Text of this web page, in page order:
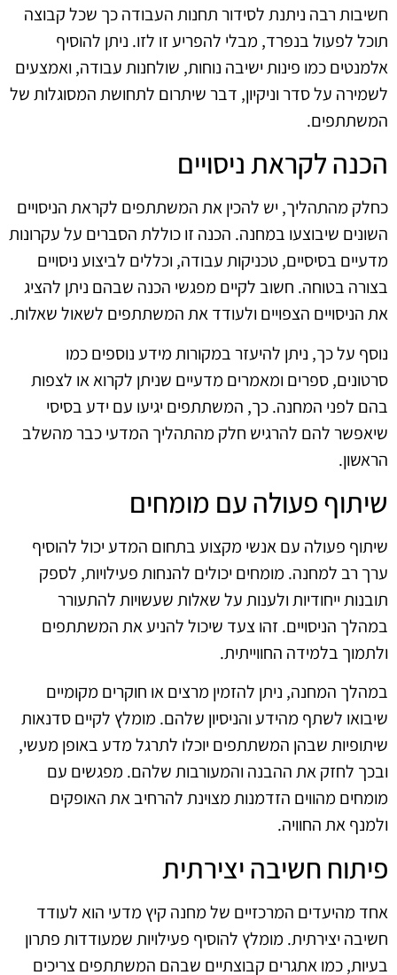
חשיבות רבה ניתנת לסידור תחנות העבודה כך שכל קבוצה
תוכל לפעול בנפרד, מבלי להפריע זו לזו. ניתן להוסיף
אלמנטים כמו פינות ישיבה נוחות, שולחנות עבודה, ואמצעים
לשמירה על סדר וניקיון, דבר שיתרום לתחושת המסוגלות של
המשתתפים.
הכנה לקראת ניסויים
כחלק מהתהליך, יש להכין את המשתתפים לקראת הניסויים
השונים שיבוצעו במחנה. הכנה זו כוללת הסברים על עקרונות
מדעיים בסיסיים, טכניקות עבודה, וכללים לביצוע ניסויים
בצורה בטוחה. חשוב לקיים מפגשי הכנה שבהם ניתן להציג
את הניסויים הצפויים ולעודד את המשתתפים לשאול שאלות.
נוסף על כך, ניתן להיעזר במקורות מידע נוספים כמו
סרטונים, ספרים ומאמרים מדעיים שניתן לקרוא או לצפות
בהם לפני המחנה. כך, המשתתפים יגיעו עם ידע בסיסי
שיאפשר להם להרגיש חלק מהתהליך המדעי כבר מהשלב
הראשון.
שיתוף פעולה עם מומחים
שיתוף פעולה עם אנשי מקצוע בתחום המדע יכול להוסיף
ערך רב למחנה. מומחים יכולים להנחות פעילויות, לספק
תובנות ייחודיות ולענות על שאלות שעשויות להתעורר
במהלך הניסויים. זהו צעד שיכול להניע את המשתתפים
ולתמוך בלמידה החווייתית.
במהלך המחנה, ניתן להזמין מרצים או חוקרים מקומיים
שיבואו לשתף מהידע והניסיון שלהם. מומלץ לקיים סדנאות
שיתופיות שבהן המשתתפים יוכלו לתרגל מדע באופן מעשי,
ובכך לחזק את ההבנה והמעורבות שלהם. מפגשים עם
מומחים מהווים הזדמנות מצוינת להרחיב את האופקים
ולמנף את החוויה.
פיתוח חשיבה יצירתית
אחד מהיעדים המרכזיים של מחנה קיץ מדעי הוא לעודד
חשיבה יצירתית. מומלץ להוסיף פעילויות שמעודדות פתרון
בעיות, כמו אתגרים קבוצתיים שבהם המשתתפים צריכים